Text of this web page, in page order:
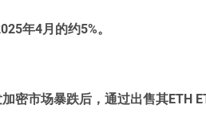
年4月的约5%。
密市场暴跌后，通过出售其ETH